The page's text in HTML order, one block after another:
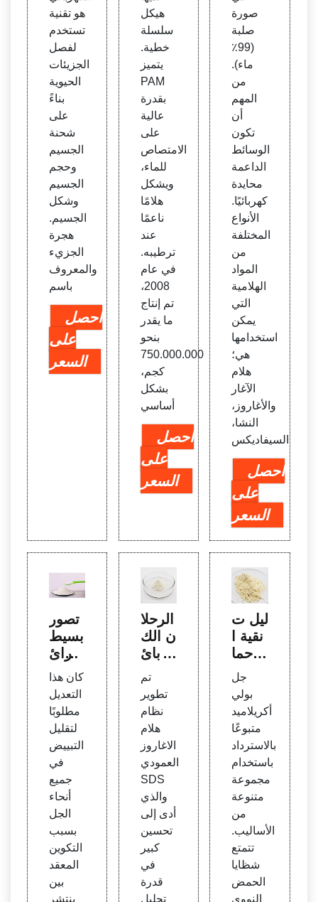
صطل
حات ا
لمتشا
بهة
هو تقنية
تستخدم
لفصل
الجزيئات
الحيوية
بناءً
على
شحنة
الجسيم
وحجم
الجسيم
وشكل
الجسيم.
هجرة
الجزيء
والمعروف
باسم
احصل
على
السعر
هيكل
سلسلة
خطية.
يتميز
PAM
بقدرة
عالية
على
الامتصاص
للماء،
ويشكل
هلامًا
ناعمًا
عند
ترطيبه.
في عام
2008،
تم إنتاج
ما يقدر
بنحو
750.000.000
كجم،
بشكل
أساسي
احصل
على
السعر
صورة
صلبة
(99٪
ماء).
من
المهم
أن
تكون
الوسائط
الداعمة
محايدة
كهربائيًا.
الأنواع
المختلفة
من
المواد
الهلامية
التي
يمكن
استخدامها
هي؛
هلام
الآغار
والأغاروز،
النشا،
السيفاديكس
احصل
على
السعر
تصور
بسيط
لشرائ
ط الب
روتين
في ال
فصل
الكهرب
ائي لل
هلام ب
ولي أ
كريلام
يد SD
S عن
طريق
ين الم
كان هذا
التعديل
مطلوبًا
لتقليل
التبييض
في
جميع
أنحاء
الجل
بسبب
التكوين
المعقد
بين
ينتشر
الرحلا
ن الك
هربائ
روتين
في ه
لام الا
غاروز
لفصل
البرو
تينات
ذات ا
لوزن
الجزي
ئي الع
الي
تم
تطوير
نظام
هلام
الاغاروز
العمودي
SDS
والذي
أدى إلى
تحسين
كبير
في
قدرة
تحليل
دليل ت
نقية ا
لأحما
ض الن
ووية -
Rese
arch
Gate
جل
بولي
أكريلاميد
متبوعًا
بالاسترداد
باستخدام
مجموعة
متنوعة
من
الأساليب.
تتمتع
شظايا
الحمض
النووي